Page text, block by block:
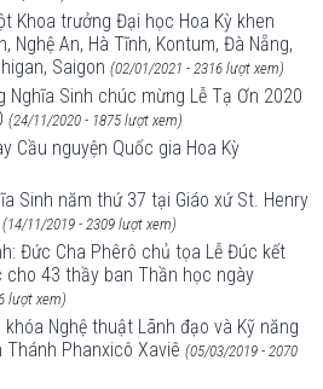
Khoa trưởng Đại học Hoa Kỳ khen
Nghệ An, Hà Tĩnh, Kontum, Đà Nẵng,
Saigon (02/01/2021 - 2316 lượt xem)
Nghĩa Sinh chúc mừng Lễ Tạ Ơn 2020
(24/11/2020 - 1875 lượt xem)
Cầu nguyện Quốc gia Hoa Kỳ
Sinh năm thứ 37 tại Giáo xứ St. Henry
(14/11/2019 - 2309 lượt xem)
Đức Cha Phêrô chủ tọa Lễ Đúc kết
cho 43 thầy ban Thần học ngày
lượt xem)
Nghệ thuật Lãnh đạo và Kỹ năng
Phanxicô Xaviê (05/03/2019 - 2070